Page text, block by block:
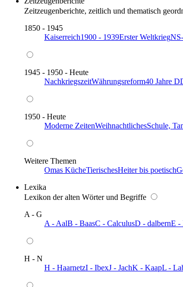
Zeitzeugenberichte, zeitlich und thematisch
1850 - 1945
Kaiserreich1900 - 1939Erster Weltkrieg
1945 - 1950 - Heute
NachkriegszeitWährungsreform40 Jahre
1950 - Heute
Moderne ZeitenWeihnachtlichesSchule,
Weitere Themen
Omas KücheTierischesHeiter bis poetisch
Lexika
Lexikon der alten Wörter und Begriffe
A - G
A - AalB - BaasC - CalculusD - dalbernE -
H - N
H - HaarnetzI - IbexJ - JachK - KaapL -